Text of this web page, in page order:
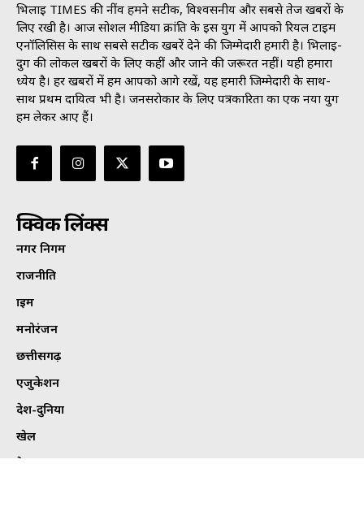
भिलाई TIMES की नींव हमने सटीक, विश्वसनीय और सबसे तेज खबरों के
लिए रखी है। आज सोशल मीडिया क्रांति के इस युग में आपको रियल टाइम
एनॉलिसिस के साथ सबसे सटीक खबरें देने की जिम्मेदारी हमारी है। भिलाई-
दुर्ग की लोकल खबरों के लिए कहीं और जाने की जरूरत नहीं। यही हमारा
ध्येय है। हर खबरों में हम आपको आगे रखें, यह हमारी जिम्मेदारी के साथ-
साथ प्रथम दायित्व भी है। जनसराेकार के लिए पत्रकारिता का एक नया युग
हम लेकर आए हैं।
क्विक लिंक्स
नगर निगम
राजनीति
क्राइम
मनोरंजन
छत्तीसगढ़
एजुकेशन
देश-दुनिया
खेल
हेल्थ